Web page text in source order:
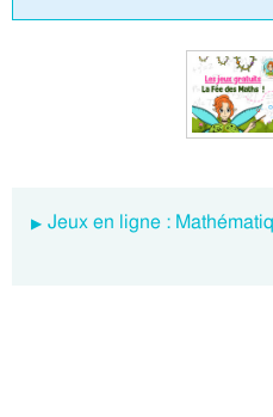
Jeux en ligne :